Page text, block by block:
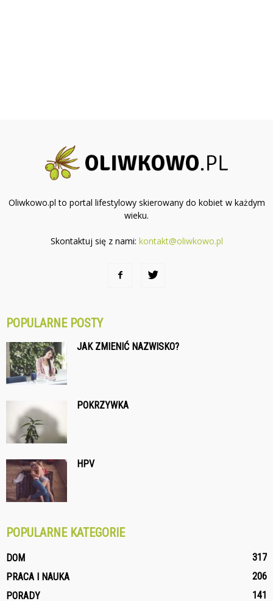
Oliwkowo.pl to portal lifestylowy skierowany do kobiet w każdym
wieku.
Skontaktuj się z nami: kontakt@oliwkowo.pl
POPULARNE POSTY
JAK ZMIENIĆ NAZWISKO?
POKRZYWKA
HPV
POPULARNE KATEGORIE
DOM
317
PRACA I NAUKA
206
PORADY
141